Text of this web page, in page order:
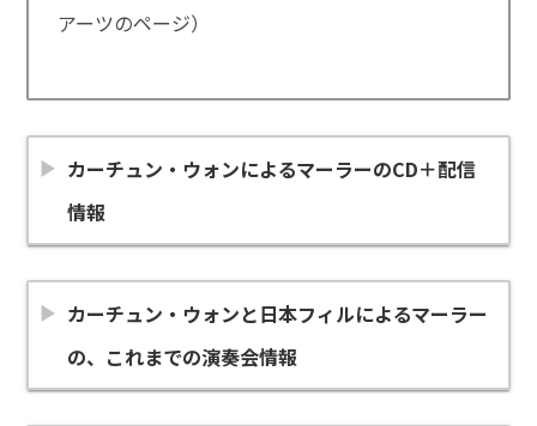
アーツのページ）
カーチュン・ウォンによるマーラーのCD＋配信
情報
カーチュン・ウォンと日本フィルによるマーラー
の、これまでの演奏会情報